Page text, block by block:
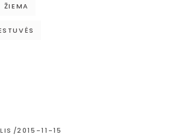
ŽIEMA
2015-11-15